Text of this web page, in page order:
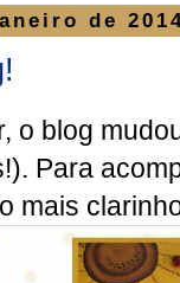
de
o blog
Para
mais